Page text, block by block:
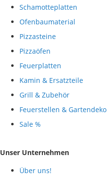
Schamotteplatten
Ofenbaumaterial
Pizzasteine
Pizzaöfen
Feuerplatten
Kamin & Ersatzteile
Grill & Zubehör
Feuerstellen & Gartendeko
Sale %
Unser Unternehmen
Über uns!